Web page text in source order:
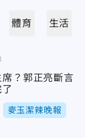
體育 生活
？郭正亮斷言
麥玉潔辣晚報